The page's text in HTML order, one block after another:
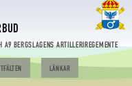
A9 BERGSLAGENS ARTILLERIREGEMENTE
LÄNKAR